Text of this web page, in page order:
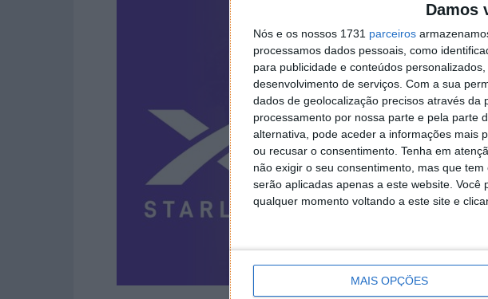
Damos
Nós e os nossos 1731 parceiros
processamos dados pessoais, como
para publicidade e conteúdos
desenvolvimento de serviços. Com a sua
dados de geolocalização precisos através
processamento por nossa parte e pela parte
alternativa, pode aceder a informações mais
ou recusar o consentimento. Tenha em
não exigir o seu consentimento, mas que
serão aplicadas apenas a este website.
qualquer momento voltando a este site e
MAIS OPÇÕES